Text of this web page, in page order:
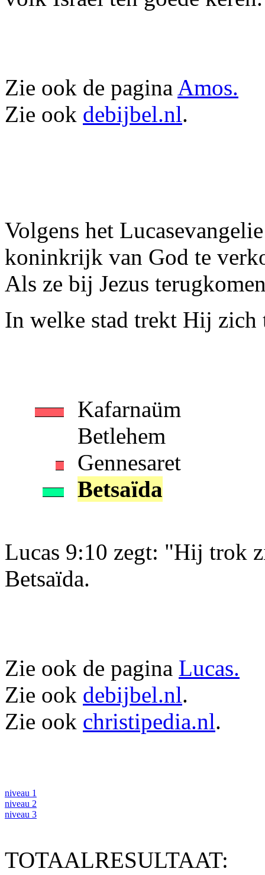
Zie ook de pagina Amos.
Zie ook debijbel.nl.
Volgens het
koninkrijk van God te
Als ze bij Jezus
In welke stad trekt Hij zich
Kafarnaüm
Betlehem
Gennesaret
Betsaïda
Lucas 9:10 zegt: "Hij trok
Betsaïda.
Zie ook de pagina Lucas.
Zie ook debijbel.nl.
Zie ook christipedia.nl.
niveau 1
niveau 2
niveau 3
TOTAALRESULTAAT: